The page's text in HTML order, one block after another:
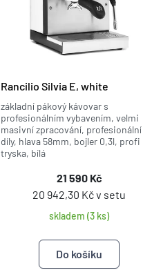
Rancilio Silvia E, white
základní pákový kávovar s
profesionálním vybavením, velmi
masivní zpracování, profesionální
díly, hlava 58mm, bojler 0,3l, profi
tryska, bílá
21 590 Kč
20 942,30 Kč v setu
skladem (3 ks)